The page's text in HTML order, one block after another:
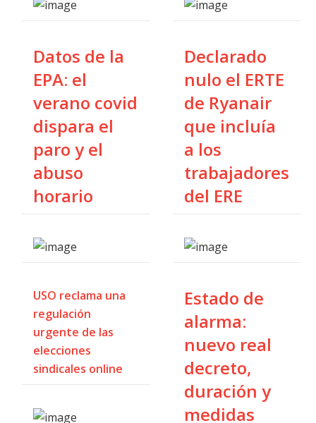
Datos de la
EPA: el
verano covid
dispara el
paro y el
abuso
horario
USO reclama una
regulación
urgente de las
elecciones
sindicales online
Declarado
nulo el ERTE
de Ryanair
que incluía
a los
trabajadores
del ERE
Estado de
alarma:
nuevo real
decreto,
duración y
medidas